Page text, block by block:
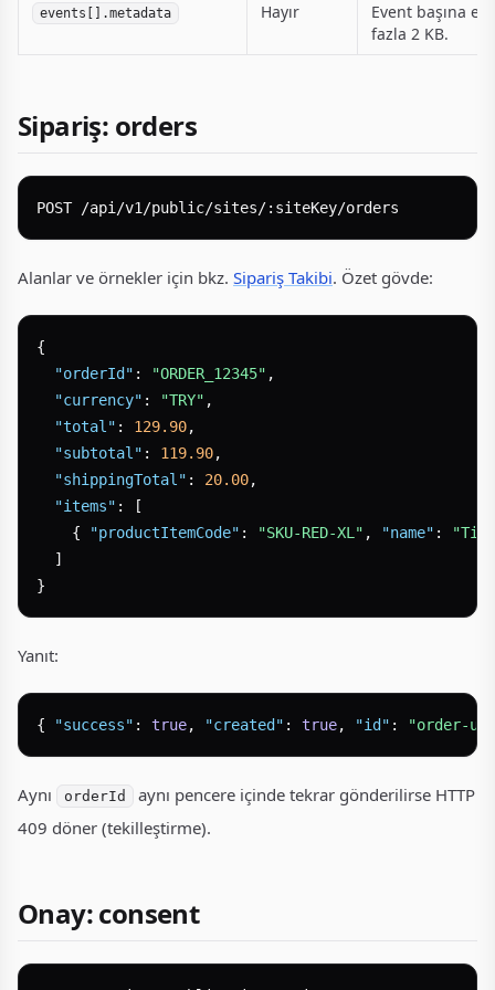
events[].metadata Hayır
Event başına en
fazla 2 KB.
Sipariş: orders
Alanlar ve örnekler için bkz. Sipariş Takibi. Özet gövde:
{
"orderId" : "ORDER_12345" ,
"currency" : "TRY" ,
"total" : 129.90,
"subtotal" : 119.90,
"shippingTotal" : 20.00,
"items" :
[
{
"productItemCode" : "SKU-RED-XL" , "name" :
]
}
Yanıt:
{ "success" : true, "created" : true, "id" : "order-
Aynı orderId
aynı pencere içinde tekrar gönderilirse HTTP
409 döner (tekilleştirme).
Onay: consent